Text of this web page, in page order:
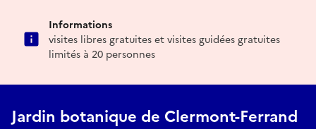
Informations
visites libres gratuites et visites guidées gratuites
limités à 20 personnes
Jardin botanique de Clermont-Ferrand